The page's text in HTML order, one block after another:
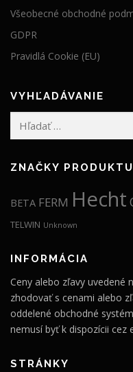
Všeobecné obchodné
GDPR
Pravidlá Cookie (EU)
VYHĽADÁVANIE
Hľadať:
ZNAČKY PRODUKTU
BETA FERM Hecht
TELWIN Unknown
INFORMÁCIA
Ceny alebo zľavy uvedené
zhodovať s cenami alebo
oddelené obchodné
nemusí byť k dispozícii cez
STRÁNKY